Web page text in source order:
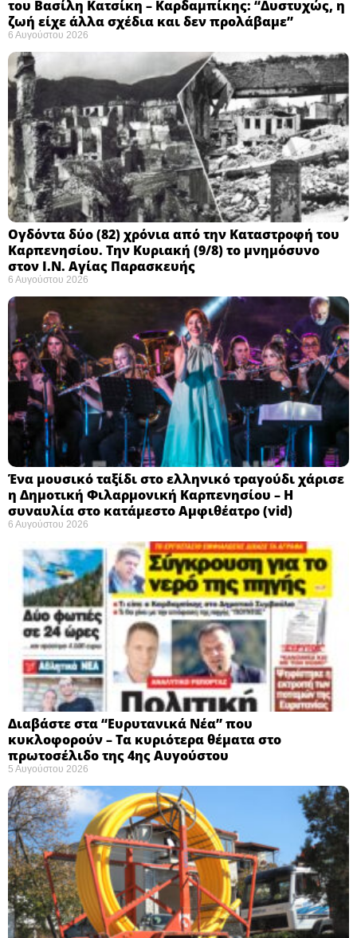
του Βασίλη Κατσίκη – Καρδαμπίκης: “Δυστυχώς, η
ζωή είχε άλλα σχέδια και δεν προλάβαμε”
6 Αυγούστου 2026
Ογδόντα δύο (82) χρόνια από την Καταστροφή του
Καρπενησίου. Την Κυριακή (9/8) το μνημόσυνο
στον Ι.Ν. Αγίας Παρασκευής
6 Αυγούστου 2026
Ένα μουσικό ταξίδι στο ελληνικό τραγούδι χάρισε
η Δημοτική Φιλαρμονική Καρπενησίου – Η
συναυλία στο κατάμεστο Αμφιθέατρο (vid)
6 Αυγούστου 2026
Διαβάστε στα “Ευρυτανικά Νέα” που
κυκλοφορούν – Τα κυριότερα θέματα στο
πρωτοσέλιδο της 4ης Αυγούστου
5 Αυγούστου 2026